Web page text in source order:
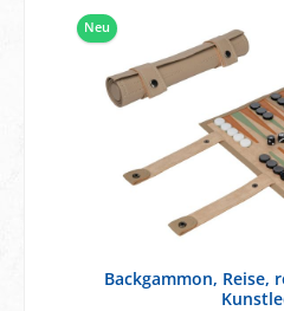
Neu
Backgammon, Reise,